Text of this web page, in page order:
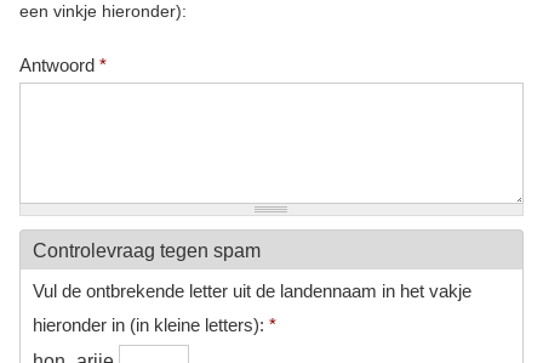
een vinkje hieronder):
Antwoord *
Controlevraag tegen spam
Vul de ontbrekende letter uit de landennaam in het vakje
hieronder in (in kleine letters): *